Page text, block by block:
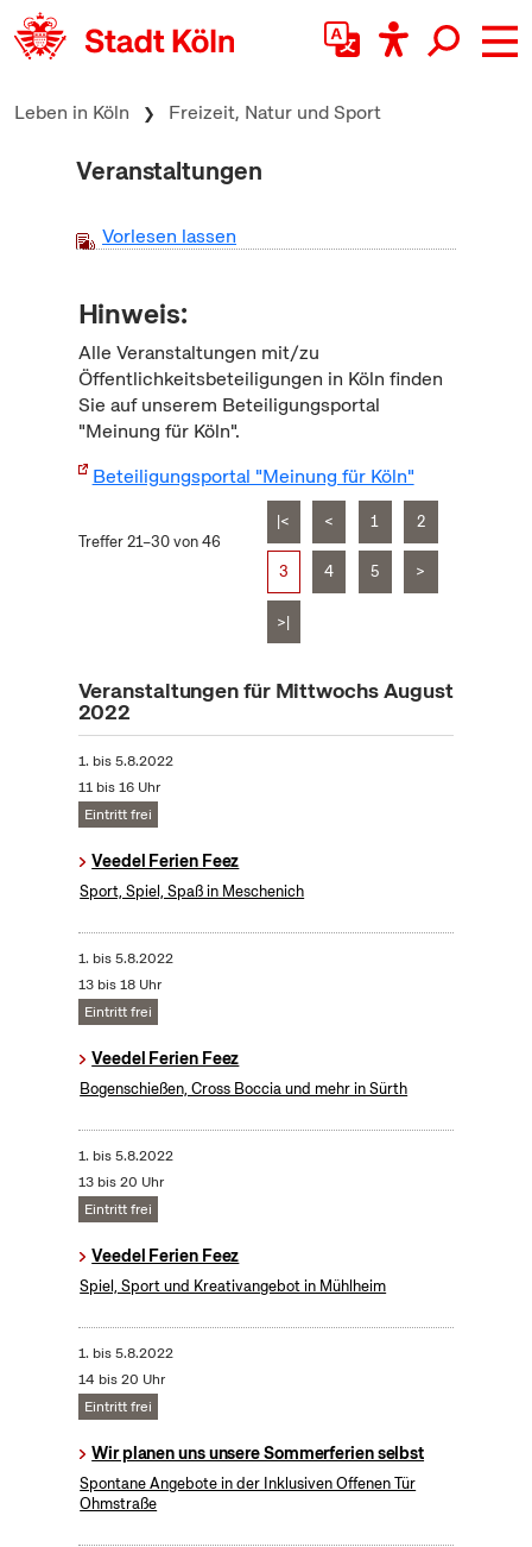
zum Inhalt springen
Leben in Köln Freizeit, Natur und Sport
Veranstaltungen
Vorlesen lassen
Hinweis:
Alle Veranstaltungen mit/zu
Öffentlichkeitsbeteiligungen in Köln finden
Sie auf unserem Beteiligungsportal
"Meinung für Köln".
Beteiligungsportal "Meinung für Köln"
Treffer 21–30 von 46
|< < 1 2
3 4 5 >
>|
Veranstaltungen für Mittwochs August
2022
1. bis5.8.2022
11 bis 16 Uhr
Eintritt frei
Veedel Ferien Feez
Sport, Spiel, Spaß in Meschenich
1. bis5.8.2022
13 bis 18 Uhr
Eintritt frei
Veedel Ferien Feez
Bogenschießen, Cross Boccia und mehr in Sürth
1. bis5.8.2022
13 bis 20 Uhr
Eintritt frei
Veedel Ferien Feez
Spiel, Sport und Kreativangebot in Mühlheim
1. bis5.8.2022
14 bis 20 Uhr
Eintritt frei
Wir planen uns unsere Sommerferien selbst
Spontane Angebote in der Inklusiven Offenen Tür
Ohmstraße